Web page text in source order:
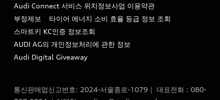
서비스 프로그램
아우디 e-tron 케어 프로그램
사설수리업체를 위한 권고사항
아우디 스토리
아우디 브랜드 히스토리
quattro 시스템
Audi Connect 서비스 위치정보사업 이용약관
부정제보
타이어 에너지 소비 효율 등급 정보 조회
스마트키 KC인증 정보조회
AUDI AG의 개인정보처리에 관한 정보
Audi Digital Giveaway
통신판매업신고번호: 2024-서울종로-1079｜ 대표전화 : 080-